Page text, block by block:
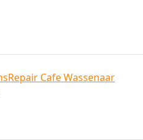
Repair Cafe Wassenaar